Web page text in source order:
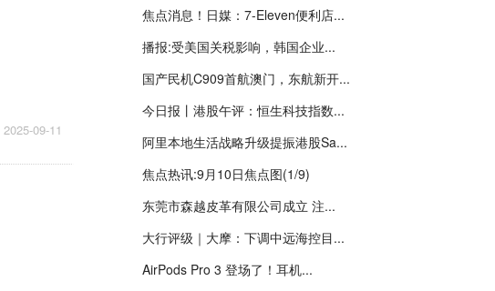
2025-09-11
焦点消息！日媒：7-Eleven便利店...
播报:受美国关税影响，韩国企业...
国产民机C909首航澳门，东航新开...
今日报丨港股午评：恒生科技指数...
阿里本地生活战略升级提振港股Sa...
焦点热讯:9月10日焦点图(1/9)
东莞市森越皮革有限公司成立 注...
大行评级｜大摩：下调中远海控目...
AirPods Pro 3 登场了！耳机...